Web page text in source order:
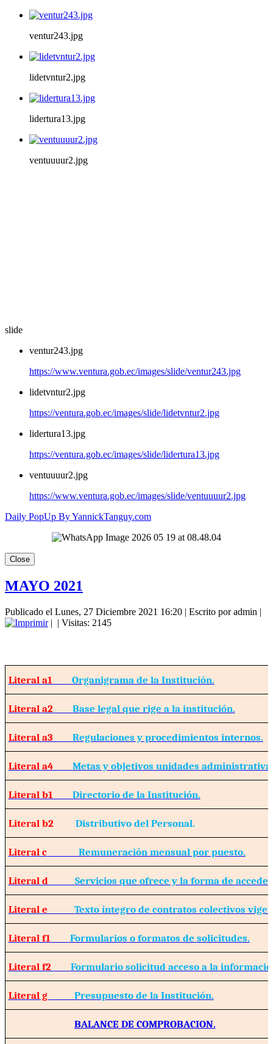
ventur243.jpg
lidetvntur2.jpg
lidertura13.jpg
ventuuuur2.jpg
slide
ventur243.jpg
https://www.ventura.gob.ec/images/slide/ventur243.jpg
lidetvntur2.jpg
https://ventura.gob.ec/images/slide/lidetvntur2.jpg
lidertura13.jpg
https://ventura.gob.ec/images/slide/lidertura13.jpg
ventuuuur2.jpg
https://www.ventura.gob.ec/images/slide/ventuuuur2.jpg
Daily PopUp By YannickTanguy.com
MAYO 2021
Publicado el Lunes, 27 Diciembre 2021 16:20 | Escrito por admin |
| | Visitas: 2145
Literal a1 Organigrama de la Institución.
Literal a2 Base legal que rige a la institución.
Literal a3 Regulaciones y procedimientos internos.
Literal a4 Metas y objetivos unidades
Literal b1 Directorio de la Institución.
Literal b2 Distributivo del Personal.
Literal c Remuneración mensual por puesto.
Literal d Servicios que ofrece y la forma de
Literal e Texto íntegro de contratos colectivos
Literal f1 Formularios o formatos de solicitudes.
Literal f2 Formulario solicitud acceso a la
Literal g Presupuesto de la Institución.
BALANCE DE COMPROBACION.